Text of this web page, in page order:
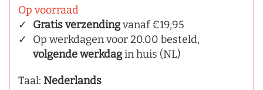
Op voorraad
Gratis verzendingvanaf €19,95
Op werkdagen voor 20.00 besteld,
volgende werkdagin huis (NL)
Taal: Nederlands